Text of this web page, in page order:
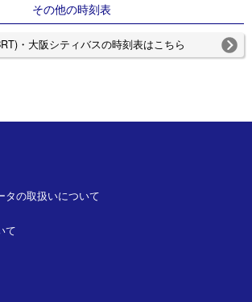
その他の時刻表
・大阪シティバスの時刻表はこちら
タの取扱いについて
て